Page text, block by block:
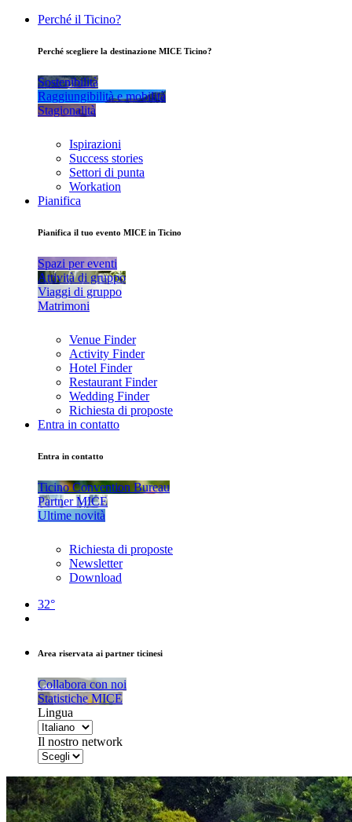
Perché il Ticino?
Perché scegliere la destinazione MICE Ticino?
Sostenibilità
Raggiungibilità e mobilità
Stagionalità
Ispirazioni
Success stories
Settori di punta
Workation
Pianifica
Pianifica il tuo evento MICE in Ticino
Spazi per eventi
Attività di gruppo
Viaggi di gruppo
Matrimoni
Venue Finder
Activity Finder
Hotel Finder
Restaurant Finder
Wedding Finder
Richiesta di proposte
Entra in contatto
Entra in contatto
Ticino Convention Bureau
Partner MICE
Ultime novità
Richiesta di proposte
Newsletter
Download
32°
Area riservata ai partner ticinesi
Collabora con noi
Statistiche MICE
Lingua
Il nostro network